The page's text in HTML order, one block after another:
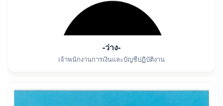
-ว่าง-
เจ้าพนักงานการเงินและบัญชีปฏิบัติงาน